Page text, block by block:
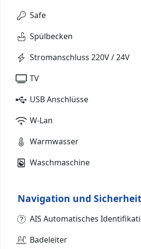
Safe
Spülbecken
Stromanschluss 220V / 24V
TV
USB Anschlüsse
W-Lan
Warmwasser
Waschmaschine
Navigation und Sicherheit
AIS Automatisches
Badeleiter